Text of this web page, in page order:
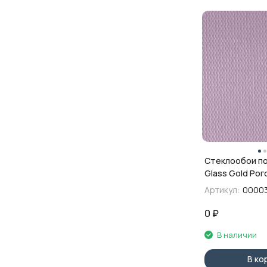
Стеклообои
Glass Gold
1х25 м
Артикул:
0 ₽
В наличии
В